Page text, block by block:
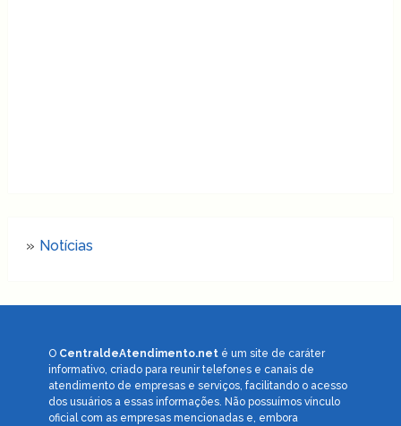
Notícias
O CentraldeAtendimento.neté um site de caráter
informativo, criado para reunir telefones e canais de
atendimento de empresas e serviços, facilitando o acesso
dos usuários a essas informações. Não possuímos vínculo
oficial com as empresas mencionadas e, embora